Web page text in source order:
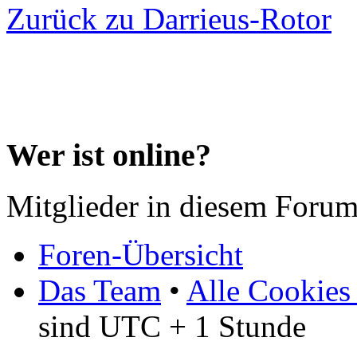
Zurück zu Darrieus-Rotor
Wer ist online?
Mitglieder in diesem
Foren-Übersicht
Das Team • Alle Cookies
sind UTC + 1 Stunde